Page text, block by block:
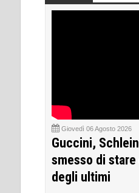
Giovedì 06 Agosto 2026
Guccini,
smesso di
degli ultimi